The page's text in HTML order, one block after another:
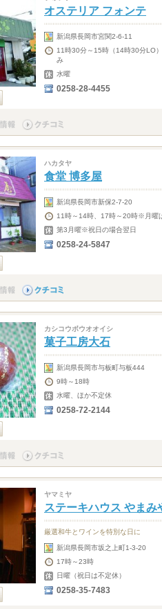
オステリア フォンテ
新潟県長岡市宮関2-6-11
11時30分～15時（14時30分LO
み
水曜
0258-28-4455
ハカタヤ
食堂 博多屋
新潟県長岡市新保2-7-20
11時～14時、17時～20時※月曜
第3月曜※祝日の場合翌日
0258-24-5847
カシコウボウオオイシ
菓子工房大石
新潟県長岡市与板町与板444
9時～18時
水曜、ほか不定休
0258-72-2144
ヤマミヤ
ステーキハウス やまみ
厳選和牛とワインを特別な日に
新潟県長岡市坂之上町1-3-20
17時～23時
日曜（祝日は不定休）
0258-35-7483